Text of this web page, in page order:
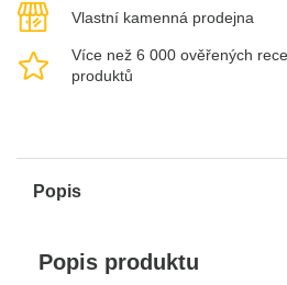
Vlastní kamenná prodejna
Více než 6 000 ověřených
produktů
Popis
Popis produktu